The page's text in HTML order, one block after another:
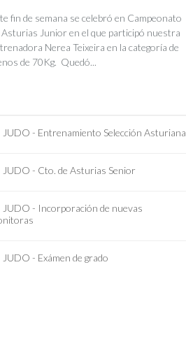
fin de semana se celebró en Campeonato
Asturias Junior en el que participó nuestra
Nerea Teixeira en la categoría de
de 70Kg. Quedó...
JUDO - Entrenamiento Selección Asturiana
JUDO - Cto. de Asturias Senior
JUDO - Incorporación de nuevas
JUDO - Exámen de grado